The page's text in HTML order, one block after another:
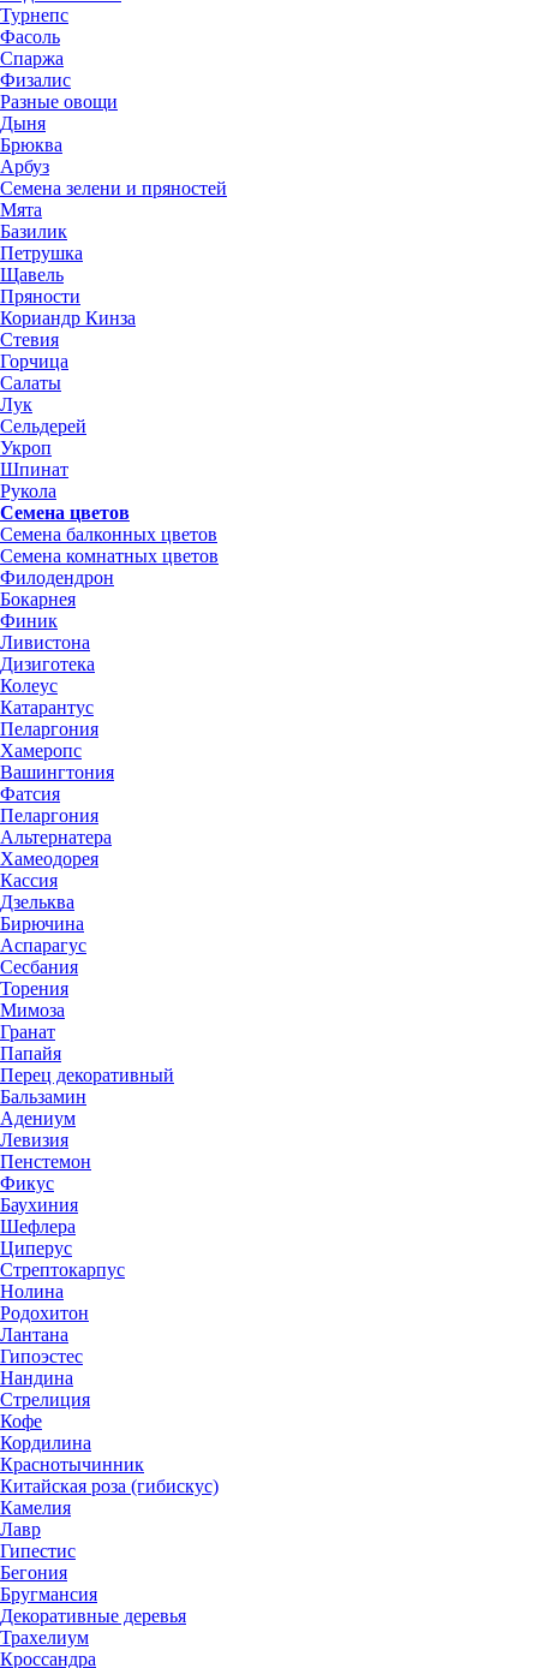
Турнепс
Фасоль
Спаржа
Физалис
Разные овощи
Дыня
Брюква
Арбуз
Семена зелени и пряностей
Мята
Базилик
Петрушка
Щавель
Пряности
Кориандр Кинза
Стевия
Горчица
Салаты
Лук
Сельдерей
Укроп
Шпинат
Рукола
Семена цветов
Семена балконных цветов
Семена комнатных цветов
Филодендрон
Бокарнея
Финик
Ливистона
Дизиготека
Колеус
Катарантус
Пеларгония
Хамеропс
Вашингтония
Фатсия
Пеларгония
Альтернатера
Хамеодорея
Кассия
Дзельква
Бирючина
Аспарагус
Сесбания
Торения
Мимоза
Гранат
Папайя
Перец декоративный
Бальзамин
Адениум
Левизия
Пенстемон
Фикус
Баухиния
Шефлера
Циперус
Стрептокарпус
Нолина
Родохитон
Лантана
Гипоэстес
Нандина
Стрелиция
Кофе
Кордилина
Краснотычинник
Китайская роза (гибискус)
Камелия
Лавр
Гипестис
Бегония
Бругмансия
Декоративные деревья
Трахелиум
Кроссандра